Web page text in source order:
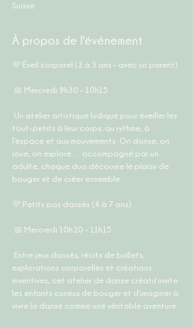
Suisse
À propos de l'événement
💜 Éveil corporel (2 à 3 ans – avec un parent)
📅 Mercredi 9h30 – 10h15
tout-petits à leur corps, au rythme, à
l’espace et aux mouvements. On danse, on
joue, on explore… accompagné par un
adulte, chaque duo découvre le plaisir de
bouger et de créer ensemble.
💜 Petits pas dansés (4 à 7 ans)
📅 Mercredi 10h20 – 11h15
explorations corporelles et créations
inventives, cet atelier de danse créatif invite
les enfants curieux de bouger et d’imaginer à
vivre la danse comme une véritable aventure.